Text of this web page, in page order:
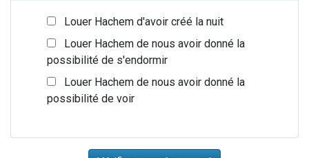
Louer Hachem d'avoir créé la nuit
Louer Hachem de nous avoir donné la
possibilité de s'endormir
Louer Hachem de nous avoir donné la
possibilité de voir